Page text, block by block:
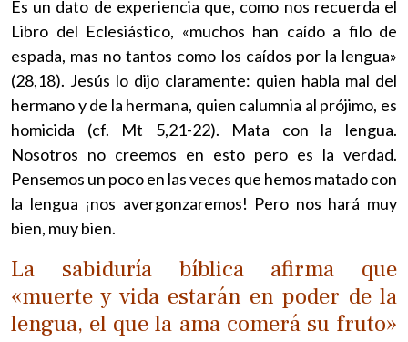
Es un dato de experiencia que, como nos recuerda el
Libro del Eclesiástico, «muchos han caído a filo de
espada, mas no tantos como los caídos por la lengua»
(28,18). Jesús lo dijo claramente: quien habla mal del
hermano y de la hermana, quien calumnia al prójimo, es
homicida (cf. Mt 5,21-22). Mata con la lengua.
Nosotros no creemos en esto pero es la verdad.
Pensemos un poco en las veces que hemos matado con
la lengua ¡nos avergonzaremos! Pero nos hará muy
bien, muy bien.
La sabiduría bíblica afirma que
«muerte y vida estarán en poder de la
lengua, el que la ama comerá su fruto»